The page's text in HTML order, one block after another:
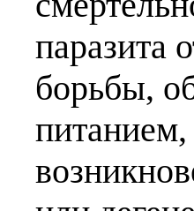
паразита
борьбы,
питанием,